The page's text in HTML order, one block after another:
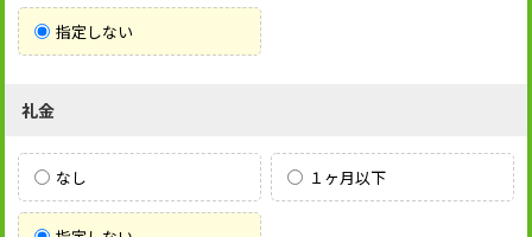
指定しない
礼金
なし １ヶ月以下